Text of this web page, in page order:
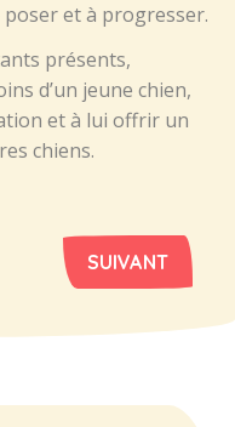
et à progresser.
présents,
d’un jeune chien,
et à lui offrir un
chiens.
SUIVANT